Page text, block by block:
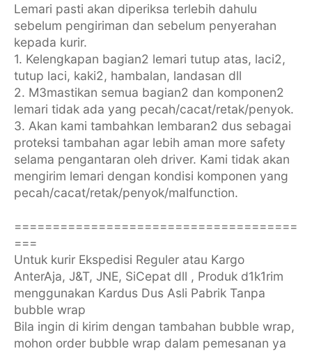
Lemari pasti akan diperiksa terlebih dahulu
sebelum pengiriman dan sebelum penyerahan
kepada kurir.
1. Kelengkapan bagian2 lemari tutup atas, laci2,
tutup laci, kaki2, hambalan, landasan dll
2. M3mastikan semua bagian2 dan komponen2
lemari tidak ada yang pecah/cacat/retak/penyok.
3. Akan kami tambahkan lembaran2 dus sebagai
proteksi tambahan agar lebih aman more safety
selama pengantaran oleh driver. Kami tidak akan
mengirim lemari dengan kondisi komponen yang
pecah/cacat/retak/penyok/malfunction.
=====================================
===
Untuk kurir Ekspedisi Reguler atau Kargo
AnterAja, J&T, JNE, SiCepat dll , Produk d1k1rim
menggunakan Kardus Dus Asli Pabrik Tanpa
bubble wrap
Bila ingin di kirim dengan tambahan bubble wrap,
mohon order bubble wrap dalam pemesanan ya